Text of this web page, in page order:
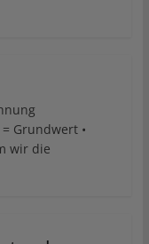
Grundwert •
wir die